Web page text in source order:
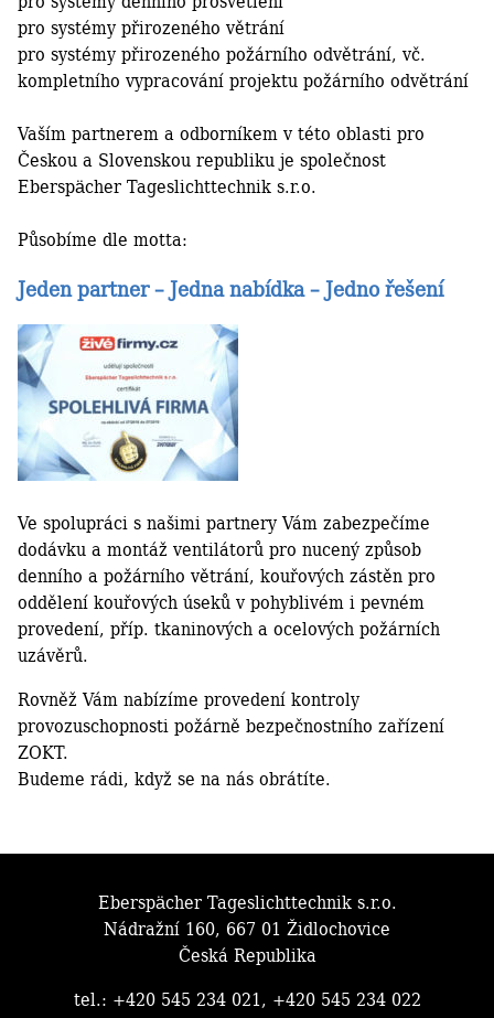
pro systémy přirozeného větrání
pro systémy přirozeného požárního odvětrání, vč.
kompletního vypracování projektu požárního odvětrání
Vaším partnerem a odborníkem v této oblasti pro
Českou a Slovenskou republiku je společnost
Eberspächer Tageslichttechnik s.r.o.
Působíme dle motta:
Jeden partner – Jedna nabídka – Jedno řešení
Ve spolupráci s našimi partnery Vám zabezpečíme
dodávku a montáž ventilátorů pro nucený způsob
denního a požárního větrání, kouřových zástěn pro
oddělení kouřových úseků v pohyblivém i pevném
provedení, příp. tkaninových a ocelových požárních
uzávěrů.
Rovněž Vám nabízíme provedení kontroly
provozuschopnosti požárně bezpečnostního zařízení
ZOKT.
Budeme rádi, když se na nás obrátíte.
Eberspächer Tageslichttechnik s.r.o.
Nádražní 160, 667 01 Židlochovice
Česká Republika
tel.: +420 545 234 021, +420 545 234 022